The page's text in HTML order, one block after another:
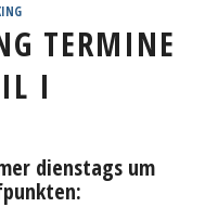
TERMINE
I
dienstags um